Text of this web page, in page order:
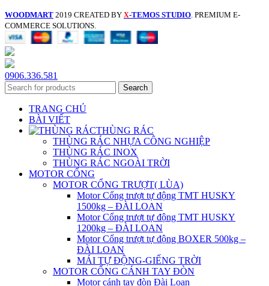
WOODMART 2019 CREATED BY X-TEMOS STUDIO. PREMIUM E-
COMMERCE SOLUTIONS.
0906.336.581
Search
TRANG CHỦ
BÀI VIẾT
THÙNG RÁC
THÙNG RÁC NHỰA CÔNG NGHIỆP
THÙNG RÁC INOX
THÙNG RÁC NGOÀI TRỜI
MOTOR CỔNG
MOTOR CỔNG TRƯỢT( LÙA)
Motor Cổng trượt tự động TMT HUSKY
1500kg – ĐÀI LOAN
Motor Cổng trượt tự động TMT HUSKY
1200kg – ĐÀI LOAN
Motor Cổng trượt tự động BOXER 500kg –
ĐÀI LOAN
MÁI TỰ ĐỘNG-GIẾNG TRỜI
MOTOR CỔNG CÁNH TAY ĐÒN
Motor cánh tay đòn Đài Loan